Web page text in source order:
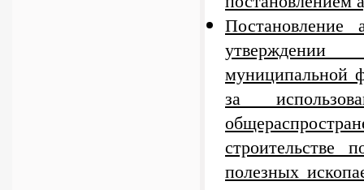
утверждении
муниципальной
за
строительстве
полезных